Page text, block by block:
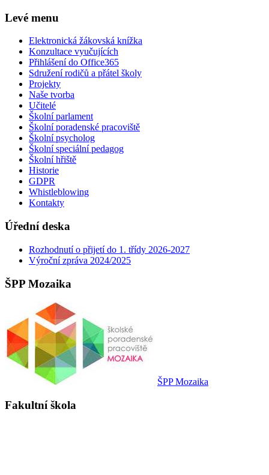
Levé menu
Elektronická žákovská knížka
Konzultace vyučujících
Přihlášení do Office365
Sdružení rodičů a přátel školy
Projekty
Naše tvorba
Učitelé
Školní parlament
Školní poradenské pracoviště
Školní psycholog
Školní speciální pedagog
Školní hřiště
Historie
GDPR
Whistleblowing
Kontakty
Úřední deska
Rozhodnutí o přijetí do 1. třídy 2026-2027
Výroční zpráva 2024/2025
ŠPP Mozaika
ŠPP Mozaika
Fakultní škola